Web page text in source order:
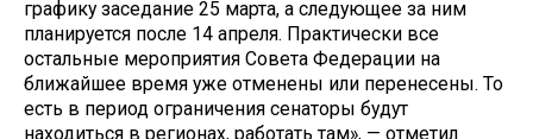
графику заседание 25 марта, а следующее за ним
планируется после 14 апреля. Практически все
остальные мероприятия Совета Федерации на
ближайшее время уже отменены или перенесены. То
есть в период ограничения сенаторы будут
находиться в регионах, работать там», — отметил